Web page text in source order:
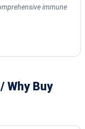
immune
Why Buy